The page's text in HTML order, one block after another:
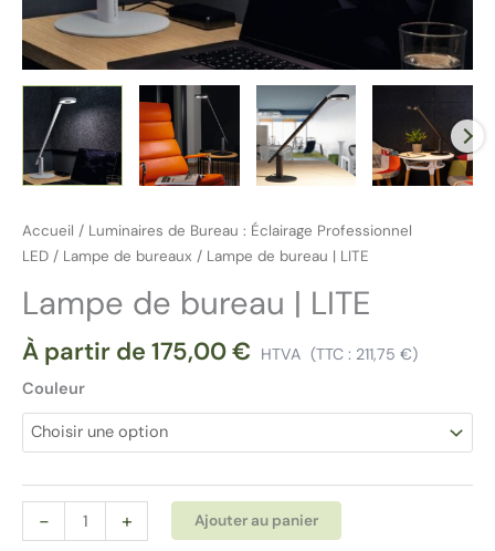
Accueil / Luminaires de Bureau : Éclairage Professionnel
LED / Lampe de bureaux / Lampe de bureau | LITE
Lampe de bureau | LITE
À partir de 175,00€ HTVA (TTC : 211,75 €)
Couleur
-
quantité
de
+ Ajouter au panier